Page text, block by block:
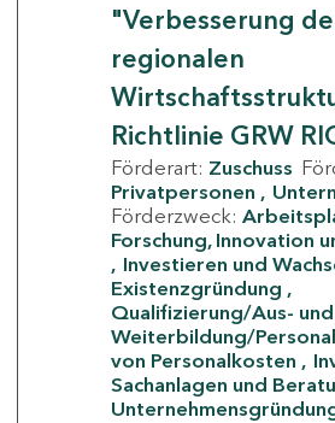
"Verbesserung
regionalen
Richtlinie GRW
Förderart: Zuschuss
Privatpersonen
Förderzweck:
Forschung, Innovation
Investieren und
Existenzgründung
Qualifizierung/Aus- und
Weiterbildung/Personal
von Personalkosten
Sachanlagen und